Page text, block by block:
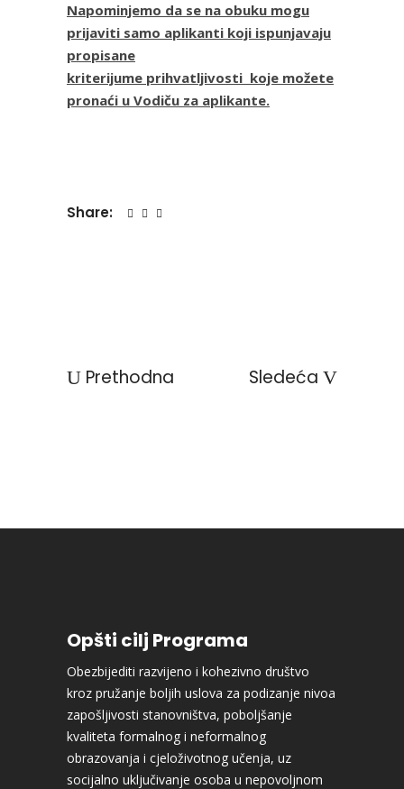
Napominjemo da se na obuku mogu
prijaviti samo aplikanti koji ispunjavaju
propisane
kriterijume prihvatljivosti koje možete
pronaći u Vodiču za aplikante.
Share:
Prethodna Sledeća
Opšti cilj Programa
Obezbijediti razvijeno i kohezivno društvo
kroz pružanje boljih uslova za podizanje nivoa
zapošljivosti stanovništva, poboljšanje
kvaliteta formalnog i neformalnog
obrazovanja i cjeloživotnog učenja, uz
socijalno uključivanje osoba u nepovoljnom